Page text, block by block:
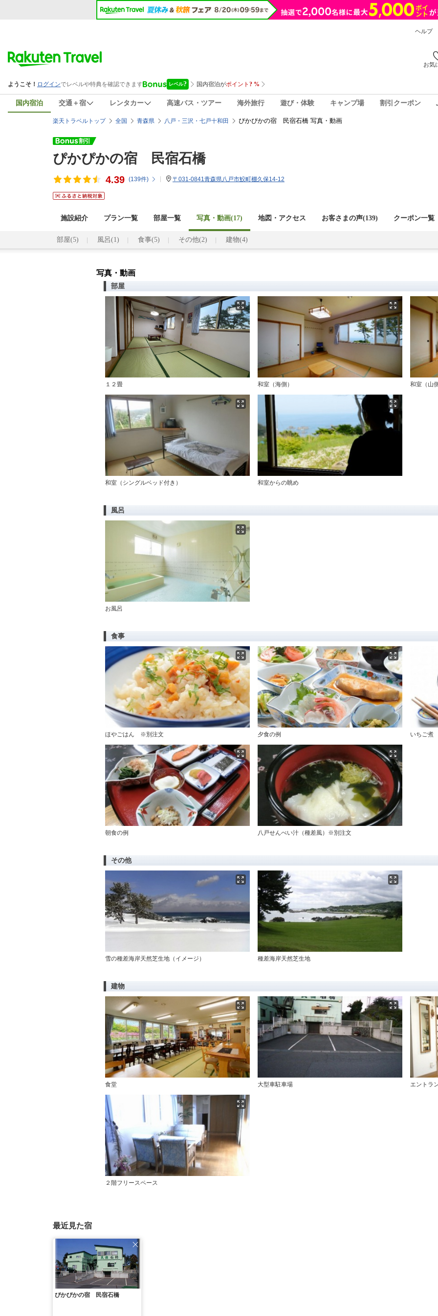
ヘルプ
お気
国内宿泊 交通＋宿 レンタカー 高速バス・ツアー 海外旅行 遊び・体験 キャンプ場 割引クーポン
楽天トラベルトップ 全国 青森県 八戸・三沢・七戸十和田 ぴかぴかの宿 民宿石橋 写真・動画
ぴかぴかの宿 民宿石橋
4.39 (139件) 〒031-0841青森県八戸市鮫町棚久保14-12
施設紹介 プラン一覧 部屋一覧 写真・動画(17) 地図・アクセス お客さまの声(139) クーポン一覧
部屋(5) 風呂(1) 食事(5) その他(2) 建物(4)
写真・動画
部屋
１２畳 和室（海側） 和室（山
和室（シングルベッド付き） 和室からの眺め
風呂
お風呂
食事
ほやごはん ※別注文 夕食の例 いちご
朝食の例 八戸せんべい汁（種差風）※別注文
その他
雪の種差海岸天然芝生地（イメージ） 種差海岸天然芝生地
建物
食堂 大型車駐車場 エントラ
２階フリースペース
最近見た宿
ぴかぴかの宿 民宿石橋